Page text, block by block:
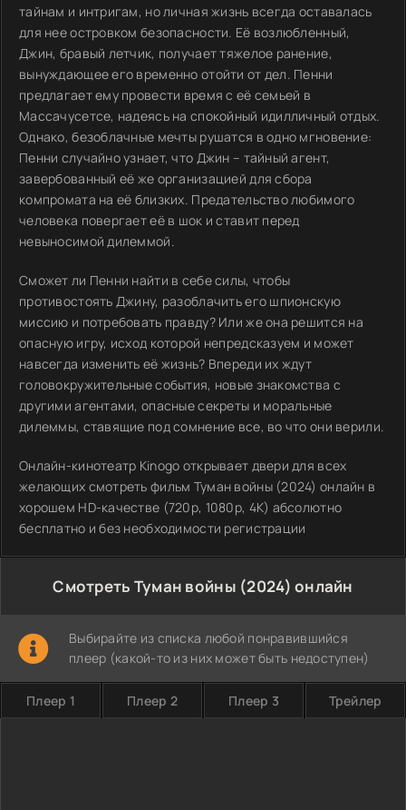
тайнам и интригам, но личная жизнь всегда оставалась
для нее островком безопасности. Её возлюбленный,
Джин, бравый летчик, получает тяжелое ранение,
вынуждающее его временно отойти от дел. Пенни
предлагает ему провести время с её семьей в
Массачусетсе, надеясь на спокойный идилличный отдых.
Однако, безоблачные мечты рушатся в одно мгновение:
Пенни случайно узнает, что Джин – тайный агент,
завербованный её же организацией для сбора
компромата на её близких. Предательство любимого
человека повергает её в шок и ставит перед
невыносимой дилеммой.
Сможет ли Пенни найти в себе силы, чтобы
противостоять Джину, разоблачить его шпионскую
миссию и потребовать правду? Или же она решится на
опасную игру, исход которой непредсказуем и может
навсегда изменить её жизнь? Впереди их ждут
головокружительные события, новые знакомства с
другими агентами, опасные секреты и моральные
дилеммы, ставящие под сомнение все, во что они верили.
Онлайн-кинотеатр Kinogo открывает двери для всех
желающих смотреть фильм Туман войны (2024) онлайн в
хорошем HD-качестве (720p, 1080p, 4K) абсолютно
бесплатно и без необходимости регистрации
Смотреть Туман войны (2024) онлайн
Выбирайте из списка любой понравившийся
плеер (какой-то из них может быть недоступен)
Плеер 1 Плеер 2 Плеер 3 Трейлер